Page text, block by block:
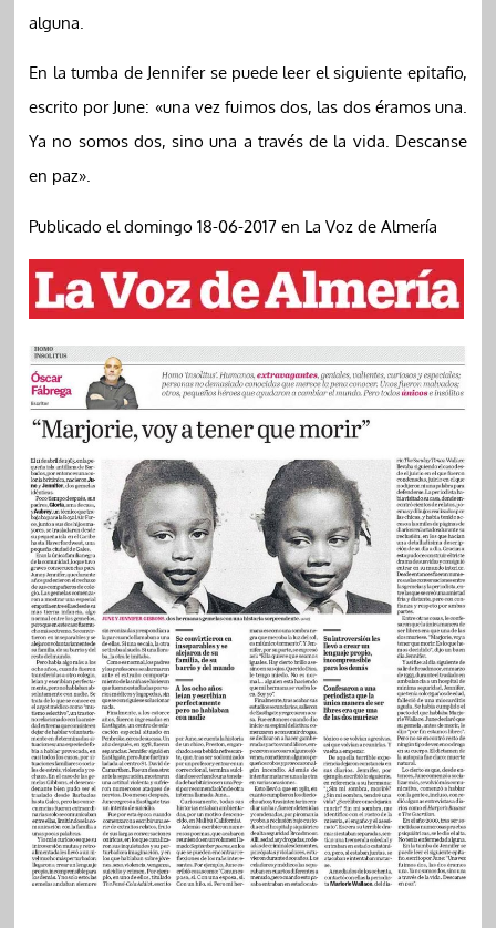
alguna.
En la tumba de Jennifer se puede leer el siguiente epitafio,
escrito por June: «una vez fuimos dos, las dos éramos una.
Ya no somos dos, sino una a través de la vida. Descanse
en paz».
Publicado el domingo 18-06-2017 en La Voz de Almería